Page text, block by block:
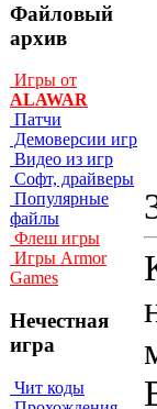
Файловый
архив
Игры от
ALAWAR
Патчи
Демоверсии игр
Видео из игр
Софт, драйверы
Популярные
файлы
Флеш игры
Игры Armor
Games
Нечестная
игра
Чит коды